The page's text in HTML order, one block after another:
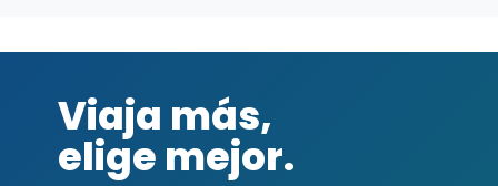
Viaja más,
elige mejor.